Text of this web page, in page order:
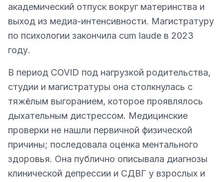
академический отпуск вокруг материнства и
выход из медиа-интенсивности. Магистратуру
по психологии закончила cum laude в 2023
году.
В период COVID под нагрузкой родительства,
студии и магистратуры она столкнулась с
тяжёлым выгоранием, которое проявлялось
дыхательным дистрессом. Медицинские
проверки не нашли первичной физической
причины; последовала оценка ментального
здоровья. Она публично описывала диагнозы
клинической депрессии и СДВГ у взрослых и